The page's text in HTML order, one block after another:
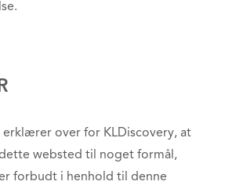
over for KLDiscovery, at
websted til noget formål,
forbudt i henhold til denne